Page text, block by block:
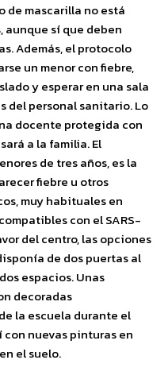
de mascarilla no está
aunque sí que deben
Además, el protocolo
un menor con fiebre,
y esperar en una sala
personal sanitario. Lo
docente protegida con
a la familia. El
de tres años, es la
fiebre u otros
muy habituales en
con el SARS-
del centro, las opciones
de dos puertas al
espacios. Unas
decoradas
la escuela durante el
nuevas pinturas en
el suelo.